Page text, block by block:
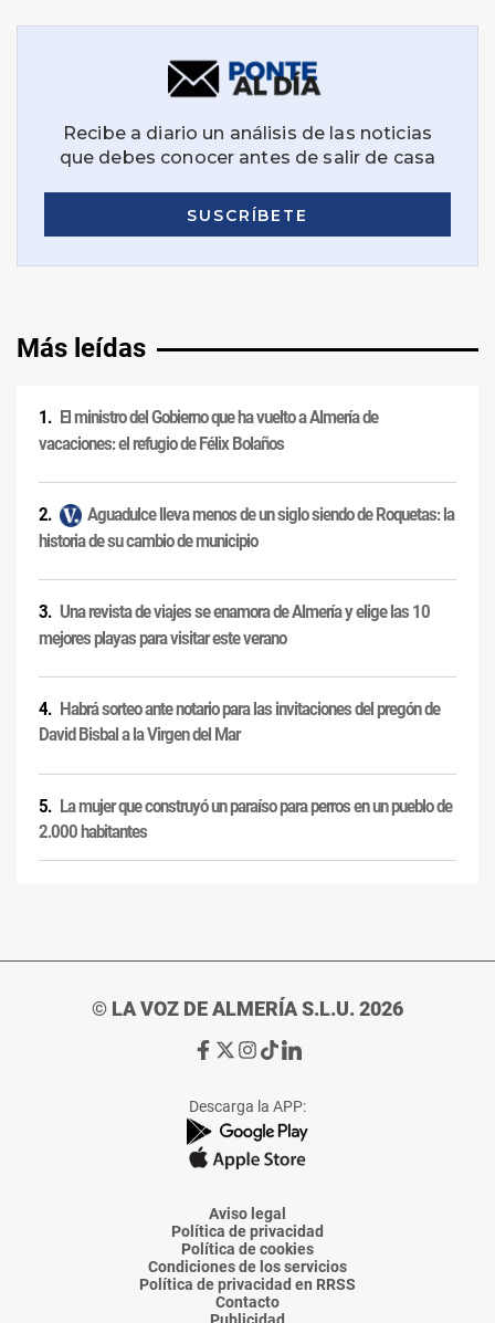
Más leídas
El ministro del Gobierno que ha vuelto a Almería de
vacaciones: el refugio de Félix Bolaños
Aguadulce lleva menos de un siglo siendo de Roquetas: la
historia de su cambio de municipio
Una revista de viajes se enamora de Almería y elige las 10
mejores playas para visitar este verano
Habrá sorteo ante notario para las invitaciones del pregón de
David Bisbal a la Virgen del Mar
La mujer que construyó un paraíso para perros en un pueblo de
2.000 habitantes
© LA VOZ DE ALMERÍA S.L.U. 2026
Ir
de
La
Voz
Almería
Ir
de
La
Voz
Almería
Ir
de
La
Voz
Almería
Ir
de
La
Voz
Almería
Ir
de
La
Voz
Descarga la APP:
Aviso legal
Política de privacidad
Política de cookies
Condiciones de los servicios
Política de privacidad en RRSS
Contacto